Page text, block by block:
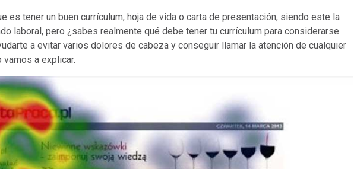
es tener un buen currículum, hoja de vida o carta de presentación, siendo este la
laboral, pero ¿sabes realmente qué debe tener tu currículum para considerarse
a evitar varios dolores de cabeza y conseguir llamar la atención de cualquier
a explicar.